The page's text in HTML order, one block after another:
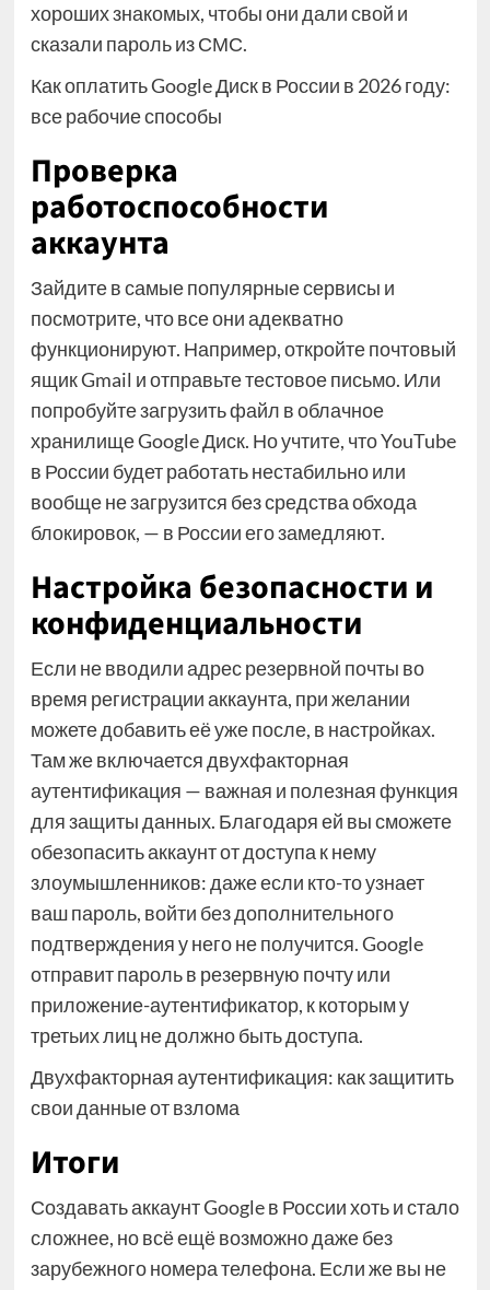
хороших знакомых, чтобы они дали свой и
сказали пароль из СМС.
Как оплатить Google Диск в России в 2026 году:
все рабочие способы
Проверка
работоспособности
аккаунта
Зайдите в самые популярные сервисы и
посмотрите, что все они адекватно
функционируют. Например, откройте почтовый
ящик Gmail и отправьте тестовое письмо. Или
попробуйте загрузить файл в облачное
хранилище Google Диск. Но учтите, что YouTube
в России будет работать нестабильно или
вообще не загрузится без средства обхода
блокировок, — в России его замедляют.
Настройка безопасности и
конфиденциальности
Если не вводили адрес резервной почты во
время регистрации аккаунта, при желании
можете добавить её уже после, в настройках.
Там же включается двухфакторная
аутентификация — важная и полезная функция
для защиты данных. Благодаря ей вы сможете
обезопасить аккаунт от доступа к нему
злоумышленников: даже если кто-то узнает
ваш пароль, войти без дополнительного
подтверждения у него не получится. Google
отправит пароль в резервную почту или
приложение-аутентификатор, к которым у
третьих лиц не должно быть доступа.
Двухфакторная аутентификация: как защитить
свои данные от взлома
Итоги
Создавать аккаунт Google в России хоть и стало
сложнее, но всё ещё возможно даже без
зарубежного номера телефона. Если же вы не